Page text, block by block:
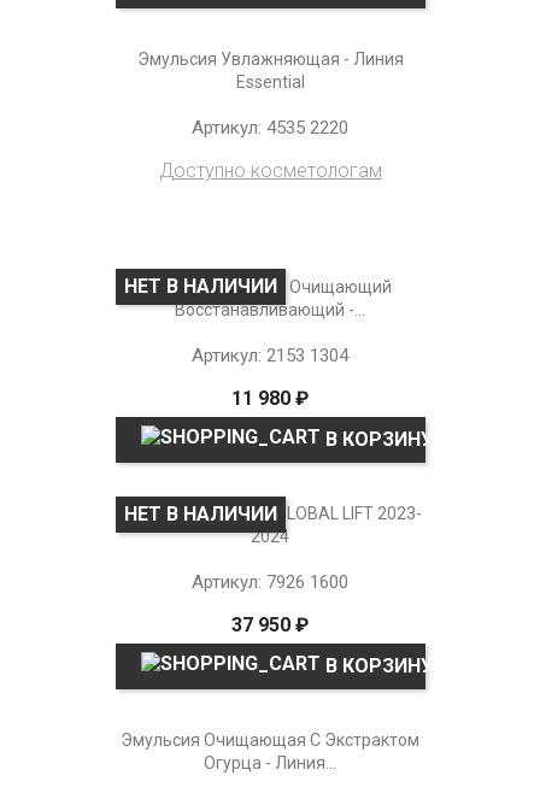
Эмульсия Увлажняющая - Линия
Essential
Артикул: 4535 2220
Доступно косметологам
Концентрат Геля Очищающий
Восстанавливающий -...
Артикул: 2153 1304
11 980 ₽
В КОРЗИНУ
НЕТ В НАЛИЧИИ
Подарочный Набор GLOBAL LIFT 2023-
2024
Артикул: 7926 1600
37 950 ₽
В КОРЗИНУ
НЕТ В НАЛИЧИИ
Эмульсия Очищающая С Экстрактом
Огурца - Линия...